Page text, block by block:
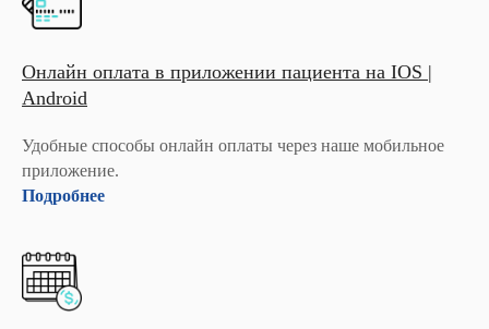
Онлайн оплата в приложении пациента на IOS |
Android
Удобные способы онлайн оплаты через наше мобильное
приложение.
Подробнее